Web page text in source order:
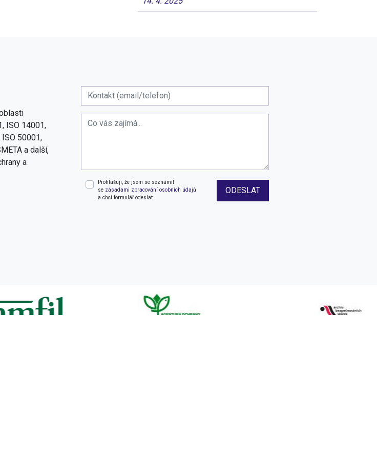
ISO 14001,
ISO 50001,
a další,
a
Prohlašuji, že jsem se seznámil
se zásadami zpracování osobních údajů
a chci formulář odeslat.
ODESLAT